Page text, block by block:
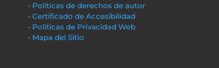
• Políticas de derechos de autor
• Certificado de Accesibilidad
• Políticas de Privacidad Web
• Mapa del Sitio